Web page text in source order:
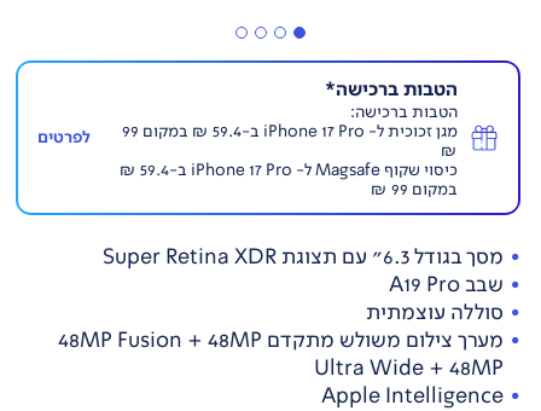
הטבות ברכישה*
הטבות ברכישה:
מגן זכוכית ל- iPhone 17 Pro ב-59.4 ₪ במקום 99
₪
כיסוי שקוף Magsafe ל- iPhone 17 Pro ב-59.4 ₪
במקום 99 ₪
לפרטים
מסך בגודל 6.3" עם תצוגת Super Retina XDR
שבב A19 Pro
סוללה עוצמתית
מערך צילום משולש מתקדם 48MP Fusion + 48MP
Ultra Wide + 48MP
Apple Intelligence